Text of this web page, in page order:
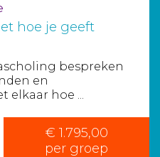
hoe je geeft
bespreken
en
elkaar hoe ...
€ 1.795,00
per groep